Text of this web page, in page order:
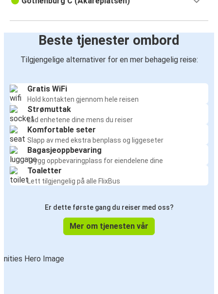
Beste tjenester ombord
Tilgjengelige alternativer for en mer behagelig reise:
Gratis WiFi
Hold kontakten gjennom hele reisen
Strømuttak
Lad enhetene dine mens du reiser
Komfortable seter
Slapp av med ekstra benplass og liggeseter
Bagasjeoppbevaring
Trygg oppbevaringplass for eiendelene dine
Toaletter
Lett tilgjengelig på alle FlixBus
Er dette første gang du reiser med oss?
Mer om tjenesten vår